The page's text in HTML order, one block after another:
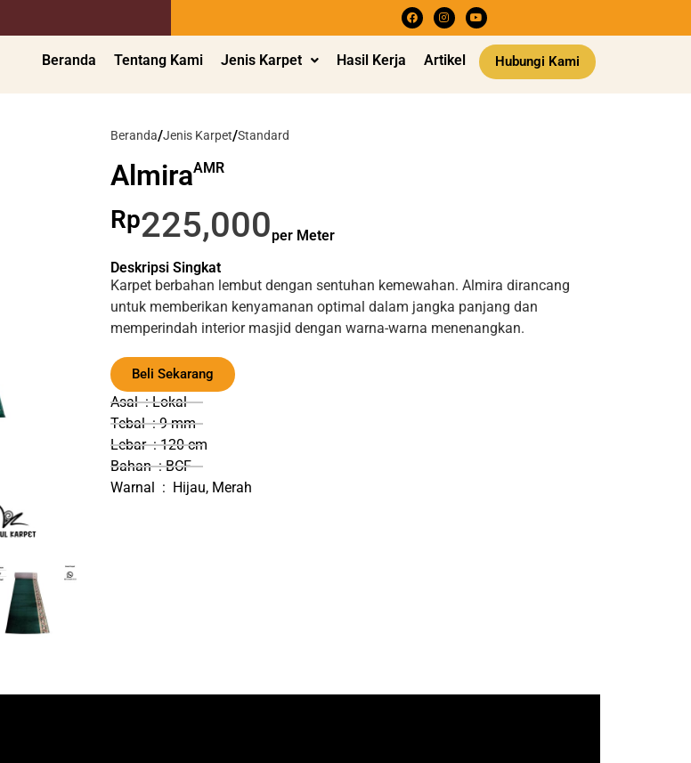
Beranda Tentang Kami Jenis Karpet Hasil Kerja Artikel Hubungi Kami
Beranda/Jenis Karpet/Standard
AlmiraAMR
Rp225,000per Meter
Deskripsi Singkat
Karpet berbahan lembut dengan sentuhan kemewahan. Almira dirancang
untuk memberikan kenyamanan optimal dalam jangka panjang dan
memperindah interior masjid dengan warna-warna menenangkan.
Beli Sekarang
Asal : Lokal
Tebal : 9 mm
Lebar : 120 cm
Bahan : BCF
Warnal : Hijau, Merah